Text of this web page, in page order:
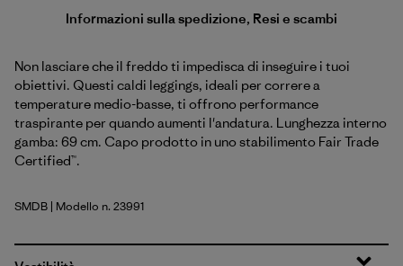
Informazioni sulla spedizione, Resi e scambi
Non lasciare che il freddo ti impedisca di inseguire i tuoi
obiettivi. Questi caldi leggings, ideali per correre a
temperature medio-basse, ti offrono performance
traspirante per quando aumenti l'andatura. Lunghezza interno
gamba: 69 cm. Capo prodotto in uno stabilimento Fair Trade
Certified™.
Smolder Blue
SMDB | Modello n. 23991